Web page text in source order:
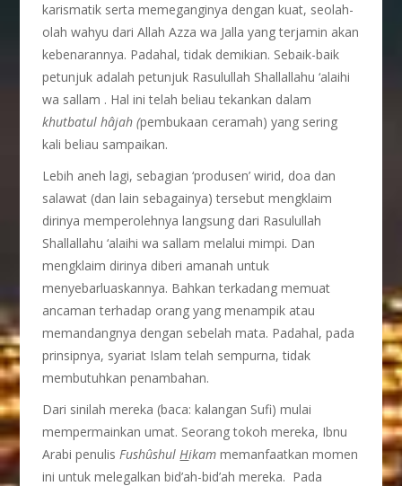
karismatik serta memeganginya dengan kuat, seolah-
olah wahyu dari Allah Azza wa Jalla yang terjamin akan
kebenarannya. Padahal, tidak demikian. Sebaik-baik
petunjuk adalah petunjuk Rasulullah Shallallahu ‘alaihi
wa sallam . Hal ini telah beliau tekankan dalam
khutbatul hâjah (pembukaan ceramah) yang sering
kali beliau sampaikan.
Lebih aneh lagi, sebagian ‘produsen’ wirid, doa dan
salawat (dan lain sebagainya) tersebut mengklaim
dirinya memperolehnya langsung dari Rasulullah
Shallallahu ‘alaihi wa sallam melalui mimpi. Dan
mengklaim dirinya diberi amanah untuk
menyebarluaskannya. Bahkan terkadang memuat
ancaman terhadap orang yang menampik atau
memandangnya dengan sebelah mata. Padahal, pada
prinsipnya, syariat Islam telah sempurna, tidak
membutuhkan penambahan.
Dari sinilah mereka (baca: kalangan Sufi) mulai
mempermainkan umat. Seorang tokoh mereka, Ibnu
Arabi penulisFushûshulHikam memanfaatkan momen
ini untuk melegalkan bid’ah-bid’ah mereka. Pada